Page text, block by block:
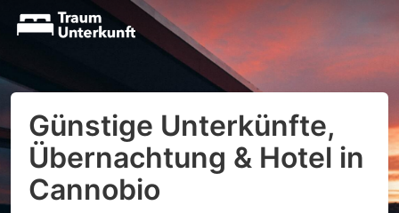
Günstige Unterkünfte,
Übernachtung & Hotel in
Cannobio